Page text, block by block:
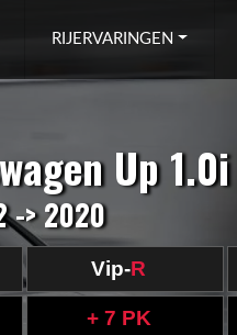
RIJERVARINGEN
Up
-> 2020
Vip-R
+ 7 PK